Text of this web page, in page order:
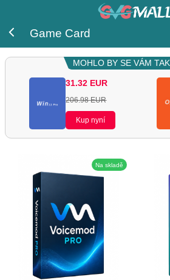
Game Card
MOHLO BY SE VÁM
31.32 EUR
206.98 EUR
Kup nyní
Na skladě